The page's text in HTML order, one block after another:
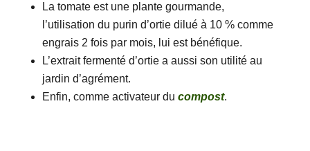
La tomate est une plante gourmande,
l’utilisation du purin d’ortie dilué à 10 % comme
engrais 2 fois par mois, lui est bénéfique.
L’extrait fermenté d’ortie a aussi son utilité au
jardin d’agrément.
Enfin, comme activateur du compost.